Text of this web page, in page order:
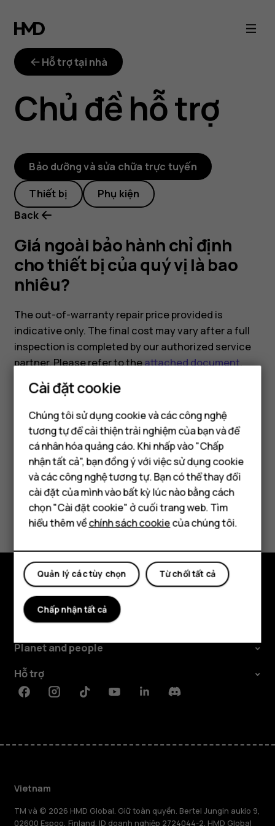
out-
of-
warranty-
repair-
price
Điện thoại thông minh
Điện thoại phổ thông
Máy tính bảng
Hỗ trợ tại nhà
Chủ đề hỗ trợ
Bảo dưỡng và sửa chữa trực tuyến
Thiết bị
Phụ kiện
Back
Giá ngoài bảo hành chỉ định
cho thiết bị của quý vị là bao
nhiêu?
The out-of-warranty repair price provided is
indicative only. The final cost may vary after a full
inspection is completed by our authorized service
partner. Please refer to theattached document,
which includes the indicative repair pricing for our
models.
Bạn tìm được thông tin hữu ích không?
Có Không
Khám phá
Giới thiệu
Planet and people
Hỗ trợ
FacebookInstagramTiktokYoutubeLinkedinDiscord
Vietnam
TM và © 2026 HMD Global. Giữ toàn quyền. Bertel Jungin aukio 9,
02600 Espoo, Finland. ID doanh nghiệp 2724044-2. HMD Global
Cài đặt cookie
Chúng tôi sử dụng cookie và các công nghệ
tương tự để cải thiện trải nghiệm của bạn và để
cá nhân hóa quảng cáo. Khi nhấp vào "Chấp
nhận tất cả", bạn đồng ý với việc sử dụng cookie
và các công nghệ tương tự. Bạn có thể thay đổi
cài đặt của mình vào bất kỳ lúc nào bằng cách
chọn "Cài đặt cookie" ở cuối trang web. Tìm
hiểu thêm vềchính sách cookiecủa chúng tôi.
Từ chối tất cả
Quản lý các tùy chọn
Chấp nhận tất cả